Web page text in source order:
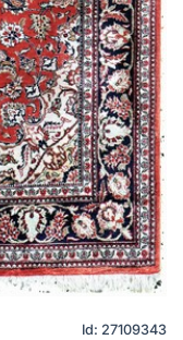
Id: 27109343